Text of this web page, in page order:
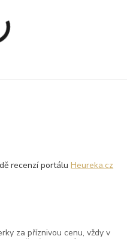
recenzí portáluHeureka.cz
za příznivou cenu, vždy v